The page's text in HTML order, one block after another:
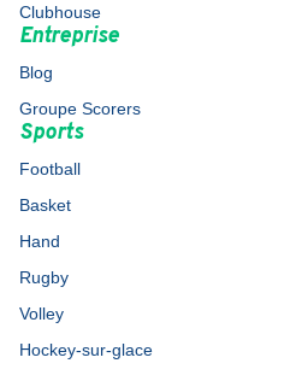
Clubhouse
Entreprise
Blog
Groupe Scorers
Sports
Football
Basket
Hand
Rugby
Volley
Hockey-sur-glace